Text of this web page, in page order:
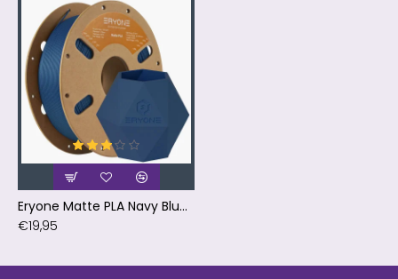
Eryone Matte PLA Navy Blue / Marine Blauw Filament
€19,95